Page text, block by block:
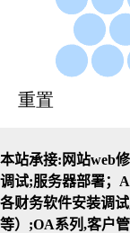
本站承接:网站web
调试;服务器部署；
各财务软件安装调
等）;OA系列,客户